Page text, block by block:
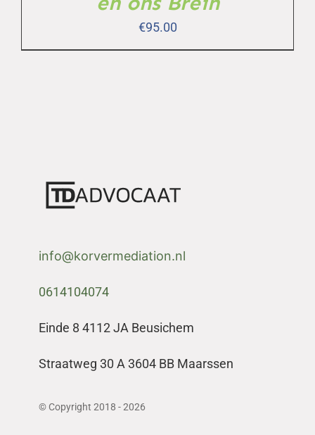
€95.00
info@korvermediation.nl
0614104074
Einde 8 4112 JA Beusichem
Straatweg 30 A 3604 BB Maarssen
© Copyright 2018 - 2026